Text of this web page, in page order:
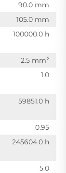
90.0 mm
105.0 mm
100000.0 h
2.5 mm²
1.0
59851.0 h
0.95
245604.0 h
5.0